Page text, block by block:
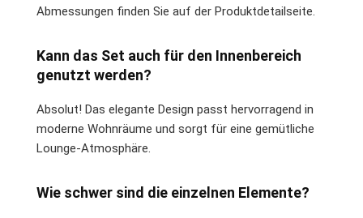
Abmessungen finden Sie auf der Produktdetailseite.
Kann das Set auch für den Innenbereich
genutzt werden?
Absolut! Das elegante Design passt hervorragend in
moderne Wohnräume und sorgt für eine gemütliche
Lounge-Atmosphäre.
Wie schwer sind die einzelnen Elemente?